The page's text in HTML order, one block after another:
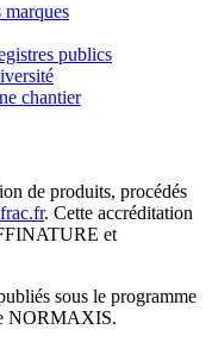
publics
chantier
de produits, procédés
. Cette accréditation
et
sous le programme
NORMAXIS.